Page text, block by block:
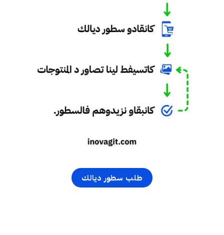
طلب سطور ديالك